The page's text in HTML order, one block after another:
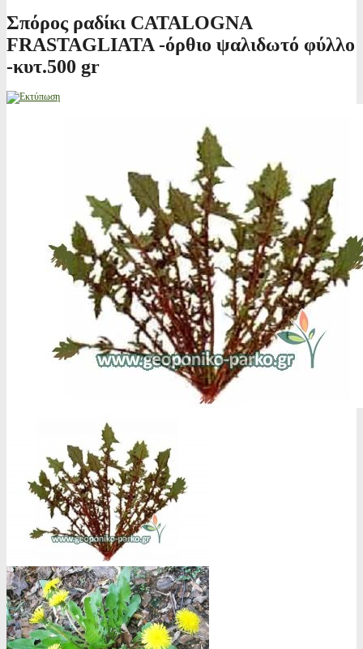
Σπόρος ραδίκι CATALOGNA
FRASTAGLIATA -όρθιο ψαλιδωτό φύλλο
-κυτ.500 gr